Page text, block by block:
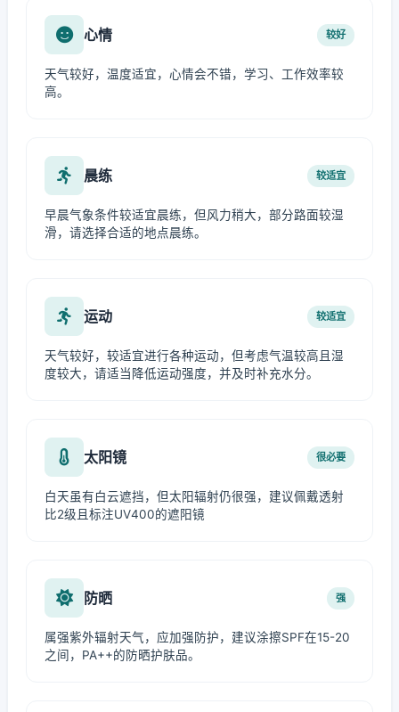
心情 较好
天气较好，温度适宜，心情会不错，学习、工作效率较
高。
晨练 较适宜
早晨气象条件较适宜晨练，但风力稍大，部分路面较湿
滑，请选择合适的地点晨练。
运动 较适宜
天气较好，较适宜进行各种运动，但考虑气温较高且湿
度较大，请适当降低运动强度，并及时补充水分。
太阳镜 很必要
白天虽有白云遮挡，但太阳辐射仍很强，建议佩戴透射
比2级且标注UV400的遮阳镜
防晒 强
属强紫外辐射天气，应加强防护，建议涂擦SPF在15-20
之间，PA++的防晒护肤品。